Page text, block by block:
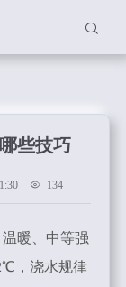
些技巧
134
暖、中等强
，浇水规律